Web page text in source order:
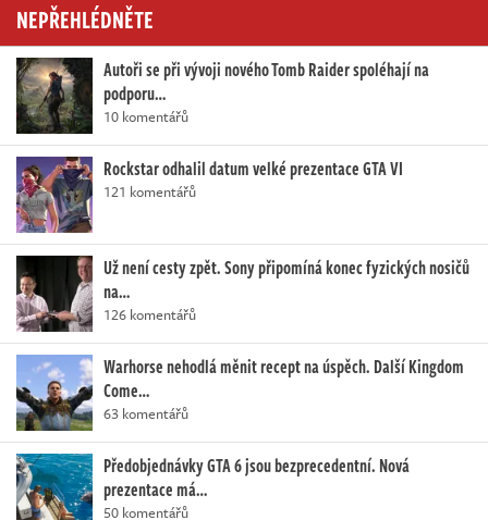
NEPŘEHLÉDNĚTE
Autoři se při vývoji nového Tomb Raider spoléhají na
podporu…
10 komentářů
Rockstar odhalil datum velké prezentace GTA VI
121 komentářů
Už není cesty zpět. Sony připomíná konec fyzických nosičů
na…
126 komentářů
Warhorse nehodlá měnit recept na úspěch. Další Kingdom
Come…
63 komentářů
Předobjednávky GTA 6 jsou bezprecedentní. Nová
prezentace má…
50 komentářů